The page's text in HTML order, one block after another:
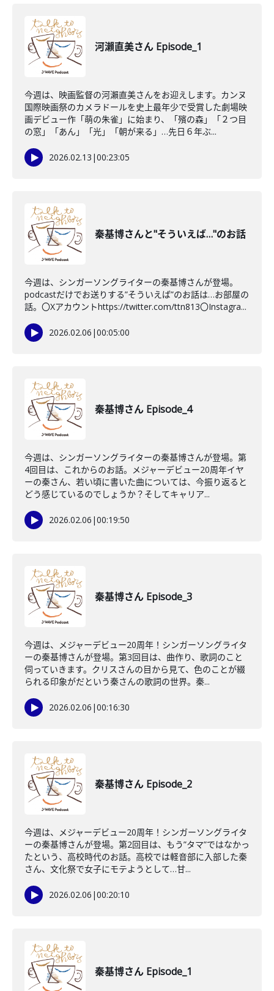
河瀨直美さん Episode_1
今週は、映画監督の河瀨直美さんをお迎えします。カンヌ
国際映画祭のカメラドールを史上最年少で受賞した劇場映
画デビュー作「萌の朱雀」に始まり、「殯の森」「２つ目
の窓」「あん」「光」「朝が来る」…先日６年ぶ...
2026.02.13 |00:23:05
秦基博さんと"そういえば…"のお話
今週は、シンガーソングライターの秦基博さんが登場。
podcastだけでお送りする”そういえば”のお話は…お部屋の
話。〇Xアカウントhttps://twitter.com/ttn813〇Instagra...
2026.02.06 |00:05:00
秦基博さん Episode_4
今週は、シンガーソングライターの秦基博さんが登場。第
4回目は、これからのお話。メジャーデビュー20周年イヤ
ーの秦さん、若い頃に書いた曲については、今振り返ると
どう感じているのでしょうか？そしてキャリア...
2026.02.06 |00:19:50
秦基博さん Episode_3
今週は、メジャーデビュー20周年！シンガーソングライタ
ーの秦基博さんが登場。第3回目は、曲作り、歌詞のこと
伺っていきます。クリスさんの目から見て、色のことが綴
られる印象がだという秦さんの歌詞の世界。秦...
2026.02.06 |00:16:30
秦基博さん Episode_2
今週は、メジャーデビュー20周年！シンガーソングライタ
ーの秦基博さんが登場。第2回目は、もう”タマ”ではなかっ
たという、高校時代のお話。高校では軽音部に入部した秦
さん、文化祭で女子にモテようとして…甘...
2026.02.06 |00:20:10
秦基博さん Episode_1